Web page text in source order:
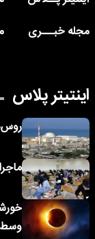
مجله خبـــری
اینتیتر پلاس
وسط